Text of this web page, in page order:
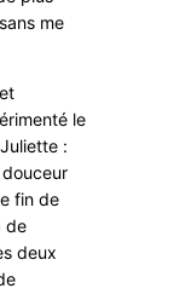
me
le
:
fin de
de
deux